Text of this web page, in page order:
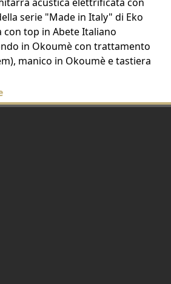
serie "Made in Italy" di Eko
con top in Abete Italiano
in Okoumè con trattamento
manico in Okoumè e tastiera